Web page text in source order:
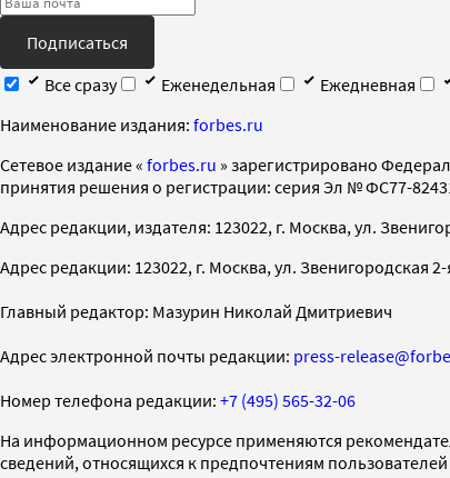
Подписаться
Все сразу
Еженедельная Ежедневная
Наименование издания: forbes.ru
Cетевое издание « forbes.ru » зарегистрировано
принятия решения о регистрации: серия Эл № ФС77-
Адрес редакции, издателя: 123022, г. Москва, ул.
Адрес редакции: 123022, г. Москва, ул. Звенигородская 2-
Главный редактор: Мазурин Николай Дмитриевич
Адрес электронной почты редакции: press-
Номер телефона редакции: +7 (495) 565-32-06
На информационном ресурсе применяются
сведений, относящихся к предпочтениям